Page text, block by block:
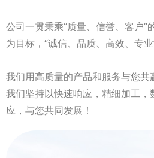
公司一贯秉乘“质量、信誉、客户”
为目标，“诚信、品质、高效、专业
我们用高质量的产品和服务与您共
我们坚持以快速响应，精细加工，
应，与您共同发展！